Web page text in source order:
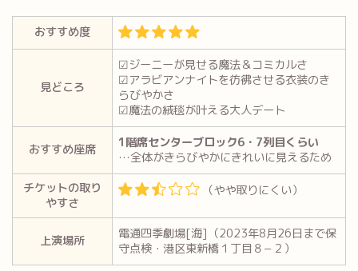
おすすめ度
見どころ
☑ジーニーが見せる魔法＆コミカルさ
☑アラビアンナイトを彷彿させる衣装のき
らびやかさ
☑魔法の絨毯が叶える大人デート
おすすめ座席
1階席センターブロック6・7列目くらい
…全体がきらびやかにきれいに見えるため
チケットの取り
やすさ
（やや取りにくい）
上演場所
電通四季劇場[海]（2023年8月26日まで保
守点検・港区東新橋１丁目８−２）